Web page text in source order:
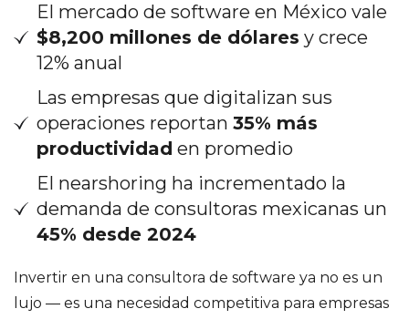
El mercado de software en México vale
$8,200 millones de dólares y crece
12% anual
Las empresas que digitalizan sus
operaciones reportan 35% más
productividad en promedio
El nearshoring ha incrementado la
demanda de consultoras mexicanas un
45% desde 2024
Invertir en una consultora de software ya no es un
lujo — es una necesidad competitiva para empresas